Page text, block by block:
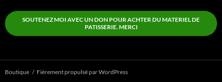
SOUTENEZ MOI AVEC UN DON POUR ACHTER DU MATERIEL DE
PATISSERIE. MERCI
Boutique Fièrement propulsé par WordPress